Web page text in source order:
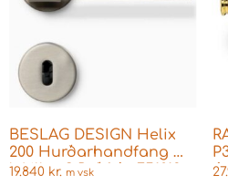
BESLAG DESIGN Helix
200 Hurðarhandfang m.
lykillaufi Ryðfrítt 751013-
19.840 kr. m vsk